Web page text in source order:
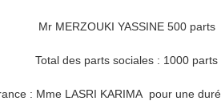
Mr MERZOUKI YASSINE 500 parts
Total des parts sociales : 1000 parts
: Mme LASRI KARIMA pour une